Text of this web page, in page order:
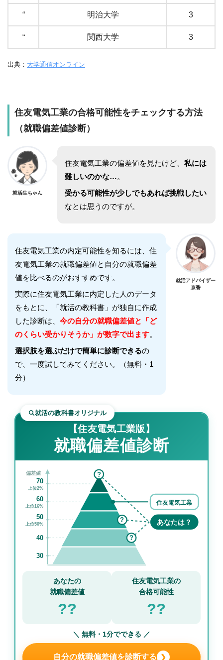
“ 明治大学 3
“ 関西大学 3
出典： 大学通信オンライン
住友電気工業の合格可能性をチェックする方法
（就職偏差値診断）
就活生ちゃん
住友電気工業の偏差値を見たけど、 私には
難しいのかな…。
受かる可能性が少しでもあれば挑戦したい
なとは思うのですが。
住友電気工業の内定可能性を知るには、 住
友電気工業の就職偏差値と自分の就職偏差
値を比べるのがおすすめです。
実際に住友電気工業に内定した人のデータ
をもとに、「就活の教科書」が独自に作成
した診断は、 今の自分の就職偏差値と「ど
のくらい受かりそうか」が数字で出ます。
選択肢を選ぶだけで簡単に診断できるの
で、一度試してみてください。（無料・1
分）
就活アドバイザー
京香
就活の教科書オリジナル
【住友電気工業版】
就職偏差値診断
偏差値
70
上位2%
60
上位16%
50
上位50%
40
30
住友電気工業
?
?
?
あなたは？
あなたの
就職偏差値
??
住友電気工業の
合格可能性
??
＼ 無料・1分でできる ／
自分の就職偏差値を診断する ❯